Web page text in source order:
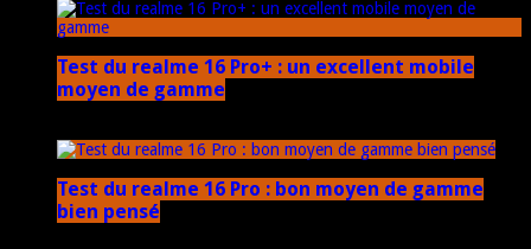
Test du realme 16 Pro+ : un excellent mobile
moyen de gamme
Test du realme 16 Pro : bon moyen de gamme
bien pensé